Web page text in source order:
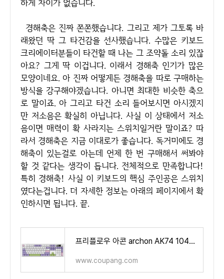
하게 차이가 없습니다.
경해축은 진짜 쫀쫀했습니다. 그리고 제가 그토록 바
래왔던 딱 그 타건감을 선사했습니다. 수많은 키보드
크리에이터분들이 타건할 때 나는 그 조약돌 소리 있잖
아요? 그게 딱 이겁니다. 이래서 경해축 인기가 많은
모양이네요. 아 진짜 어떻게든 경해축을 따로 구매하는
방식을 강구해야겠습니다. 아니면 최대한 비슷한 축으
로 말이죠. 아 그리고 타건 소리 들어보시면 아시겠지
만 저소음은 확실히 아닙니다. 사실 이 상태에서 저소
음이면 매력이 확 사라지는 스위치일거란 말이죠? 따
라서 경해축은 지금 이대로가 좋습니다. 독거미에도 경
해축이 있는걸로 아는데 언제 한 번 구매해서 써봐야
할 것 같다는 생각이 듭니다. 전체적으로 만족합니다!
특히 경해축! 사실 이 키보드의 핵심 주인공은 스위치
였다는겁니다. 더 자세한 정보는 아래의 페이지에서 확
인하시면 됩니다. 끝.
프리플로우 아콘 archon AK74 104키 유무선 기계식 키보드 노브 / LCD / 풀배열 - 무선키보드 | 쿠팡
www.coupang.com